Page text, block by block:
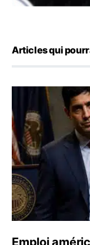
Articles qui
Emploi